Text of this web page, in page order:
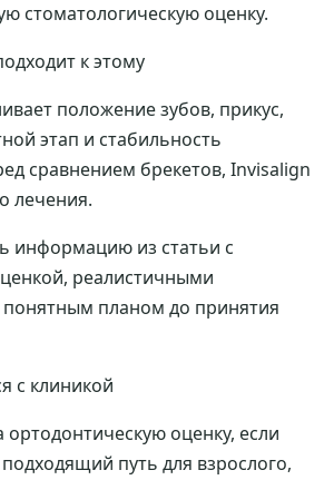
стоматологическую оценку.
к этому
положение зубов, прикус,
этап и стабильность
сравнением брекетов, Invisalign
лечения.
информацию из статьи с
реалистичными
планом до принятия
с клиникой
оценку, если
путь для взрослого,